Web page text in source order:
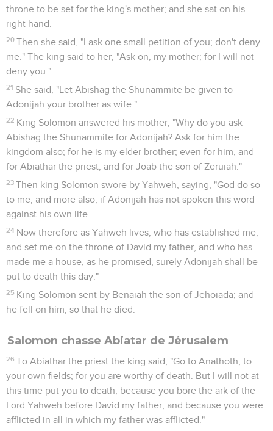
throne to be set for the king's mother; and she sat on his
right hand.
20 Then she said, "I ask one small petition of you; don't deny
me." The king said to her, "Ask on, my mother; for I will not
deny you."
21 She said, "Let Abishag the Shunammite be given to
Adonijah your brother as wife."
22 King Solomon answered his mother, "Why do you ask
Abishag the Shunammite for Adonijah? Ask for him the
kingdom also; for he is my elder brother; even for him, and
for Abiathar the priest, and for Joab the son of Zeruiah."
23 Then king Solomon swore by Yahweh, saying, "God do so
to me, and more also, if Adonijah has not spoken this word
against his own life.
24 Now therefore as Yahweh lives, who has established me,
and set me on the throne of David my father, and who has
made me a house, as he promised, surely Adonijah shall be
put to death this day."
25 King Solomon sent by Benaiah the son of Jehoiada; and
he fell on him, so that he died.
Salomon chasse Abiatar de Jérusalem
26 To Abiathar the priest the king said, "Go to Anathoth, to
your own fields; for you are worthy of death. But I will not at
this time put you to death, because you bore the ark of the
Lord Yahweh before David my father, and because you were
afflicted in all in which my father was afflicted."